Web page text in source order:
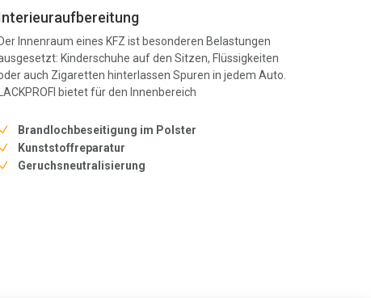
Der Innenraum eines KFZ ist besonderen Belastungen
Kinderschuhe auf den Sitzen, Flüssigkeiten
auch Zigaretten hinterlassen Spuren in jedem Auto.
LACKPROFI bietet für den Innenbereich
Brandlochbeseitigung im Polster
Kunststoffreparatur
Geruchsneutralisierung